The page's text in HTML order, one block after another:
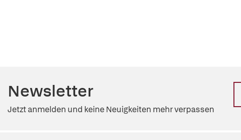
Newsletter
Jetzt anmelden und keine Neuigkeiten mehr verpassen